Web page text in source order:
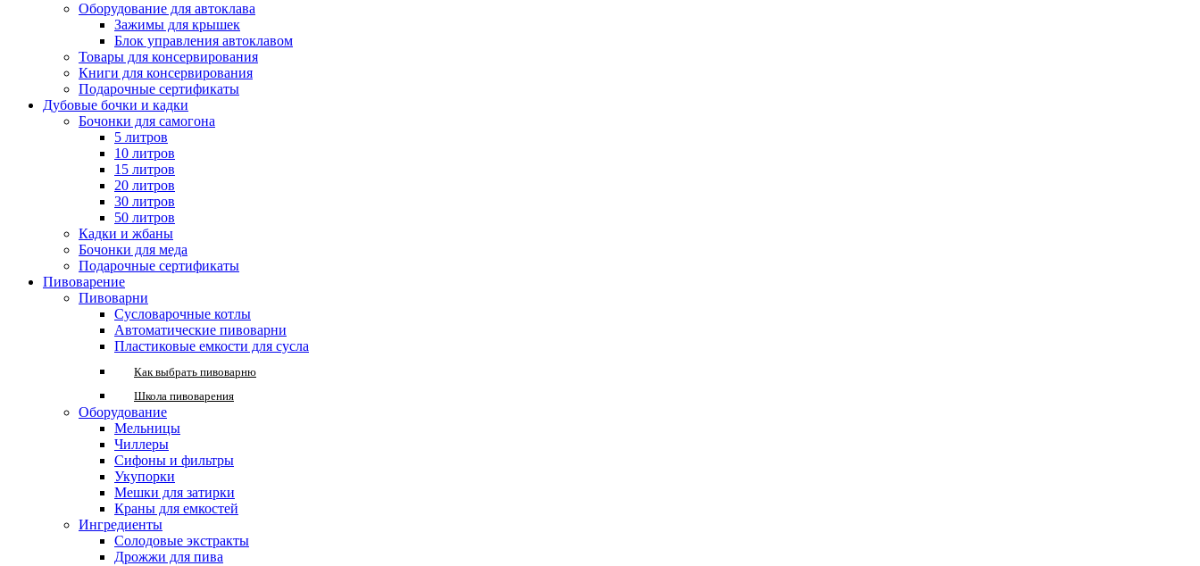
Оборудование для автоклава
Зажимы для крышек
Блок управления автоклавом
Товары для консервирования
Книги для консервирования
Подарочные сертификаты
Дубовые бочки и кадки
Бочонки для самогона
5 литров
10 литров
15 литров
20 литров
30 литров
50 литров
Кадки и жбаны
Бочонки для меда
Подарочные сертификаты
Пивоварение
Пивоварни
Сусловарочные котлы
Автоматические пивоварни
Пластиковые емкости для сусла
Как выбрать пивоварню
Школа пивоварения
Оборудование
Мельницы
Чиллеры
Сифоны и фильтры
Укупорки
Мешки для затирки
Краны для емкостей
Ингредиенты
Солодовые экстракты
Дрожжи для пива